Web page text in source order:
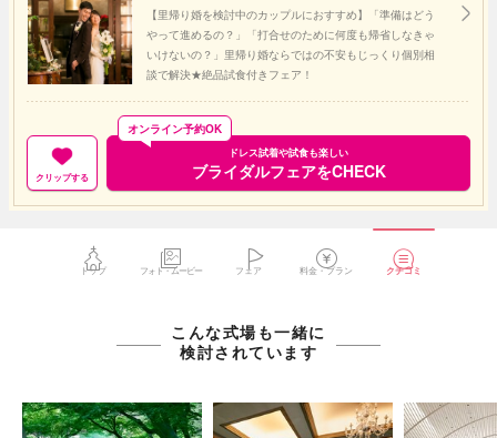
【里帰り婚を検討中のカップルにおすすめ】「準備はどう
やって進めるの？」「打合せのために何度も帰省しなきゃ
いけないの？」里帰り婚ならではの不安もじっくり個別相
談で解決★絶品試食付きフェア！
クリップする
ドレス試着や試食も楽しい
ブライダルフェアをCHECK
オンライン予約OK
トップ フォト・ムービー フェア 料金・プラン クチコミ
こんな式場も一緒に
検討されています